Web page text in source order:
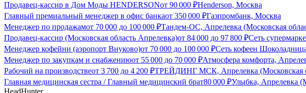
Продавец-кассир в Дом Моды HENDERSONот 90 000 ₽Henderson, Москва
Главный премиальный менеджер в офис банкаот 350 000 ₽Газпромбанк, Москва
Менеджер по продажамот 70 000 до 100 000 ₽Тандем-ОС, Апрелевка (Московская
Продавец-кассир (Московская область Апрелевка)от 84 000 до 97 800 ₽Сеть
Менеджер кофейни (аэропорт Внуково)от 70 000 до 100 000 ₽Сеть кофеен
Менеджер по закупкам и снабжениюот 55 000 до 70 000 ₽Атмосфера комфорта,
Рабочий на производствеот 3 700 до 4 200 ₽ТРЕЙДИНГ МСК, Апрелевка (Московская
Главная медицинская сестра / Главный медицинский брат80 000 ₽Улыбка, Апрелевка